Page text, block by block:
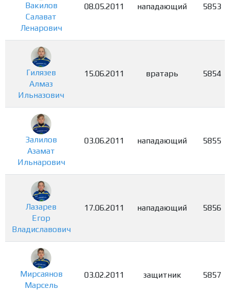
Вакилов
Салават
Ленарович
08.05.2011 нападающий 5853
Гилязев
Алмаз
Ильназович
15.06.2011 вратарь 5854
Залилов
Азамат
Ильнарович
03.06.2011 нападающий 5855
Лазарев
Егор
Владиславович
17.06.2011 нападающий 5856
Мирсаянов
Марсель
03.02.2011 защитник 5857